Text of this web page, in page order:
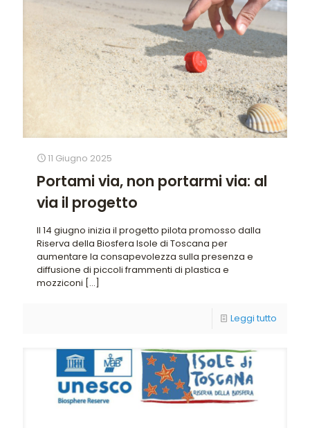
11 Giugno 2025
Portami via, non portarmi via: al
via il progetto
Il 14 giugno inizia il progetto pilota promosso dalla
Riserva della Biosfera Isole di Toscana per
aumentare la consapevolezza sulla presenza e
diffusione di piccoli frammenti di plastica e
mozziconi […]
Leggi tutto